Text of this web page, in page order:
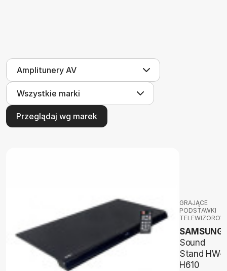
Przeglądaj wg marek
GRAJĄCE
PODSTAWKI
SAMSUNG
Sound
Stand HW-
H610